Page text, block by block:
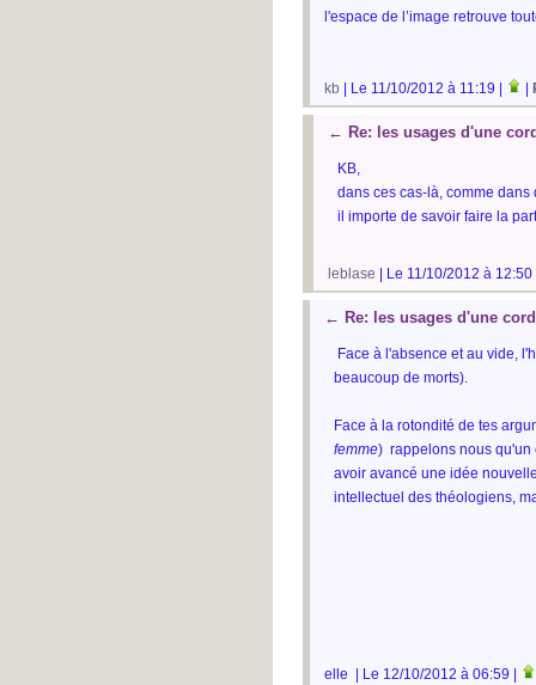
l'espace de l’image retrouve
kb | Le 11/10/2012 à 11:19 |
← Re: les usages d'une
KB,
dans ces cas-là, comme dans
il importe de savoir faire la
leblase | Le 11/10/2012 à
← Re: les usages d'une
Face à l'absence et au vide,
beaucoup de morts).
Face à la rotondité de tes
femme) rappelons nous
avoir avancé une idée
intellectuel des théologiens,
elle | Le 12/10/2012 à 06:59 |